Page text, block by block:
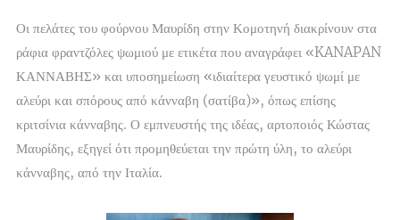
Οι πελάτες του φούρνου Μαυρίδη στην Κομοτηνή διακρίνουν στα
ράφια φραντζόλες ψωμιού με ετικέτα που αναγράφει «KANAPAN
ΚΑΝΝΑΒΗΣ» και υποσημείωση «ιδιαίτερα γευστικό ψωμί με
αλεύρι και σπόρους από κάνναβη (σατίβα)», όπως επίσης
κριτσίνια κάνναβης. Ο εμπνευστής της ιδέας, αρτοποιός Κώστας
Μαυρίδης, εξηγεί ότι προμηθεύεται την πρώτη ύλη, το αλεύρι
κάνναβης, από την Ιταλία.